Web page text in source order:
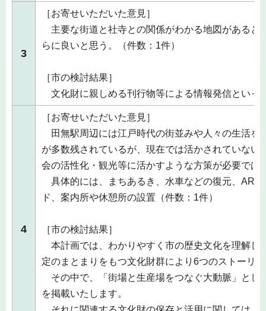
3
［お寄せいただいた意見］
主要な街道と社寺との関係がわかる地図があると
らに良いと思う。（件数：1件）
［市の検討結果］
文化財に親しめる刊行物等による情報発信といっ
4
［お寄せいただいた意見］
田無駅周辺には江戸時代の街並みや人々の生活を
が多数残されているが、現在では活かされていない
会の活性化・観光等に活かすような方策が必要では
具体的には、まちあるき、水車などの復元、AR
ド、案内所や休憩所の設置（件数：1件）
［市の検討結果］
本計画では、わかりやすく市の歴史文化を理解し
定のまとまりをもつ文化財群により6つのストーリ
その中で、「街場と生産場をつなぐ大動脈」とし
を掲載いたします。